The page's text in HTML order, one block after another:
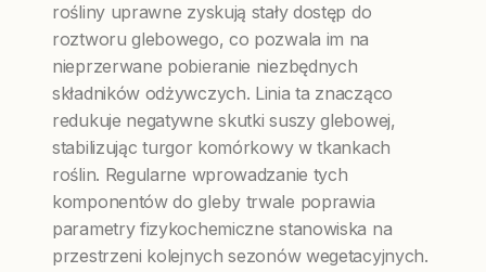
rośliny uprawne zyskują stały dostęp do
roztworu glebowego, co pozwala im na
nieprzerwane pobieranie niezbędnych
składników odżywczych. Linia ta znacząco
redukuje negatywne skutki suszy glebowej,
stabilizując turgor komórkowy w tkankach
roślin. Regularne wprowadzanie tych
komponentów do gleby trwale poprawia
parametry fizykochemiczne stanowiska na
przestrzeni kolejnych sezonów wegetacyjnych.